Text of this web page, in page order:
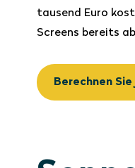
tausend Euro
Screens bereits
Berechnen